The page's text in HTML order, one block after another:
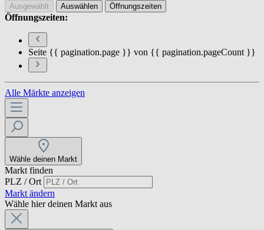
Ausgewählt Auswählen Öffnungszeiten
Öffnungszeiten:
Seite {{ pagination.page }} von {{ pagination.pageCount }}
Alle Märkte anzeigen
Wähle deinen Markt
Markt finden
PLZ / Ort
Markt ändern
Wähle hier deinen Markt aus